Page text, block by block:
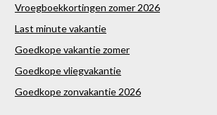
Vroegboekkortingen zomer 2026
Last minute vakantie
Goedkope vakantie zomer
Goedkope vliegvakantie
Goedkope zonvakantie 2026